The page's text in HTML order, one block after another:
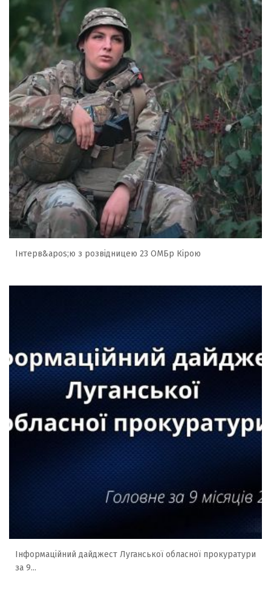
Інтерв&apos;ю з розвідницею 23 ОМБр Кірою
Інформаційний дайджест Луганської обласної прокуратури
за 9...